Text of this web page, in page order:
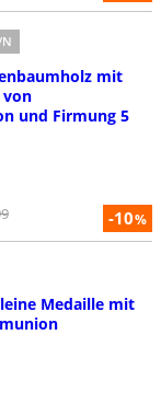
-10%
N
mit
von
und Firmung 5
Medaille mit